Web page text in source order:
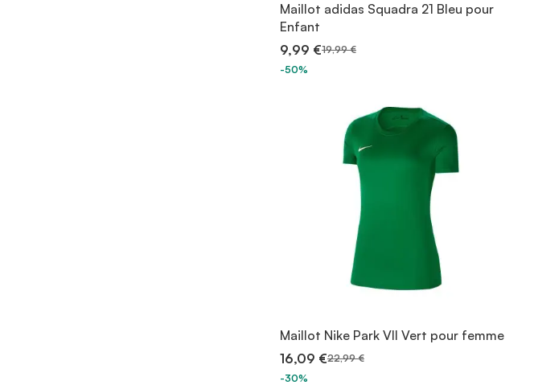
Maillot adidas Squadra 21 Bleu pour
Enfant
9,99 €19,99 €
-50%
Maillot Nike Park VII Vert pour femme
16,09 €22,99 €
-30%